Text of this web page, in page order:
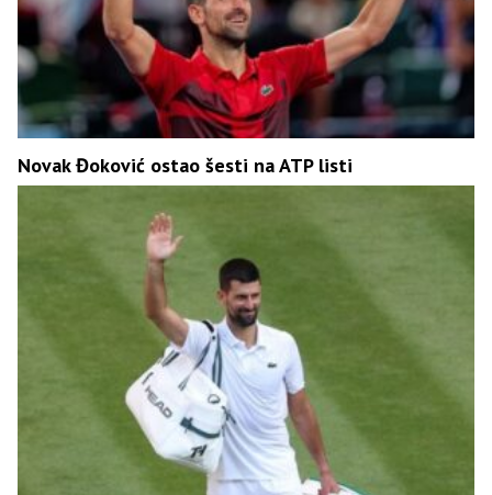
Novak Đoković ostao šesti na ATP listi